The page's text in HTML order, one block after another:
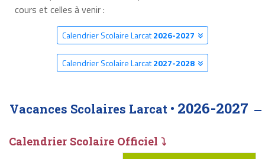
cours et celles à venir :
Calendrier Scolaire Larcat2026-2027
Calendrier Scolaire Larcat2027-2028
Vacances Scolaires Larcat • 2026-2027
Calendrier Scolaire Officiel ⤵